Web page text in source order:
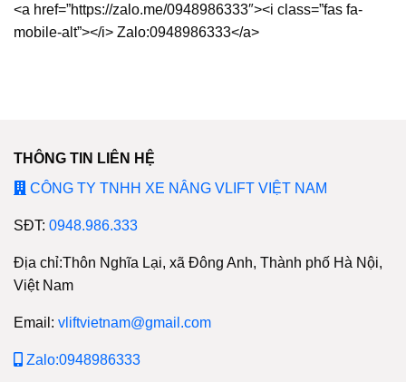
<a href=”https://zalo.me/0948986333″><i class=”fas fa-
mobile-alt”></i> Zalo:0948986333</a>
THÔNG TIN LIÊN HỆ
CÔNG TY TNHH XE NÂNG VLIFT VIỆT NAM
SĐT: 0948.986.333
Địa chỉ:Thôn Nghĩa Lại, xã Đông Anh, Thành phố Hà Nội,
Việt Nam
Email: vliftvietnam@gmail.com
Zalo:0948986333